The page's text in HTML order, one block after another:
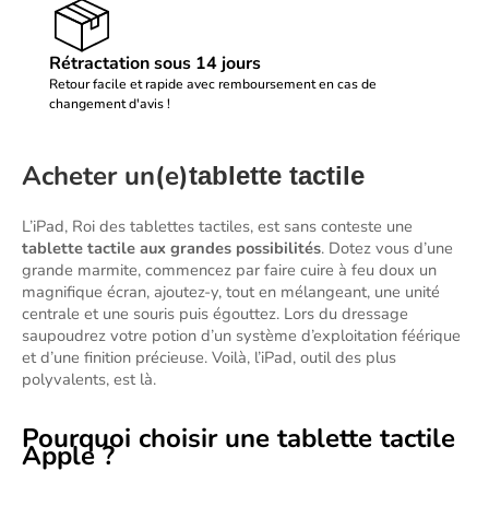
Rétractation sous 14 jours
Retour facile et rapide avec remboursement en cas de
changement d'avis !
Acheter un(e)tablette tactile
tablette tactile aux grandes possibilités. Dotez vous d’une
grande marmite, commencez par faire cuire à feu doux un
magnifique écran, ajoutez-y, tout en mélangeant, une unité
centrale et une souris puis égouttez. Lors du dressage
saupoudrez votre potion d’un système d’exploitation féérique
et d’une finition précieuse. Voilà, l’iPad, outil des plus
polyvalents, est là.
Pourquoi choisir une tablette tactile
Apple ?